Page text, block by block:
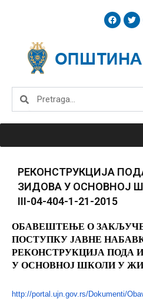
F
a
c
o
o
T
w
i
e
r
Search
РЕКОНСТРУКЦИЈА
ЗИДОВА У ОСНОВНОЈ
III-04-404-1-21-2015
ОБАВЕШТЕЊЕ О
ПОСТУПКУ ЈАВНЕ
РЕКОНСТРУКЦИЈА ПОДА
У ОСНОВНОЈ ШКОЛИ У
http://portal.ujn.gov.rs/Dokumenti/